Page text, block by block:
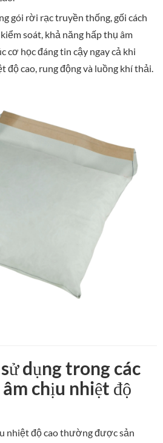
gói rời rạc truyền thống, gối cách
soát, khả năng hấp thụ âm
cơ học đáng tin cậy ngay cả khi
độ cao, rung động và luồng khí thải.
dụng trong các
chịu nhiệt độ
nhiệt độ cao thường được sản